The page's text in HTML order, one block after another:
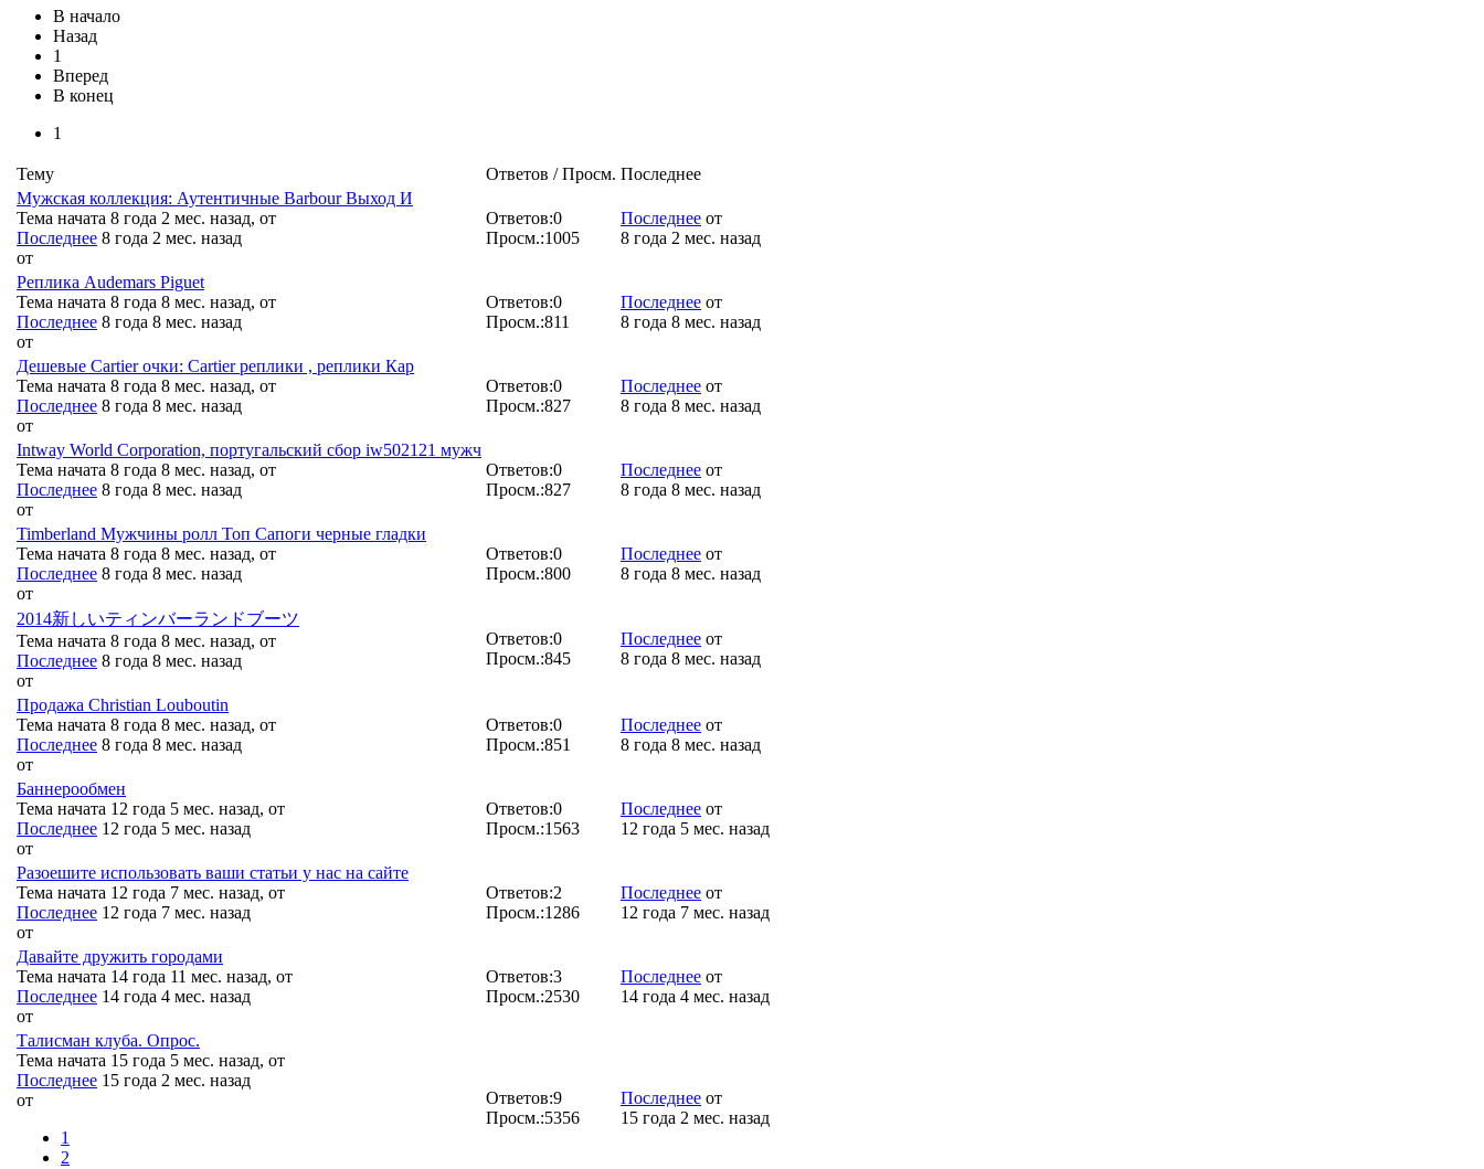
В начало
Назад
1
Вперед
В конец
1
Тему Ответов / Просм. Последнее
Мужская коллекция: Аутентичные Barbour Выход И
Тема начата 8 года 2 мес. назад, от
Последнее 8 года 2 мес. назад
от
Ответов:0
Просм.:1005
Последнее от
8 года 2 мес. назад
Реплика Audemars Piguet
Тема начата 8 года 8 мес. назад, от
Последнее 8 года 8 мес. назад
от
Ответов:0
Просм.:811
Последнее от
8 года 8 мес. назад
Дешевые Cartier очки: Cartier реплики , реплики Кар
Тема начата 8 года 8 мес. назад, от
Последнее 8 года 8 мес. назад
от
Ответов:0
Просм.:827
Последнее от
8 года 8 мес. назад
Intway World Corporation, португальский сбор iw502121 мужч
Тема начата 8 года 8 мес. назад, от
Последнее 8 года 8 мес. назад
от
Ответов:0
Просм.:827
Последнее от
8 года 8 мес. назад
Timberland Мужчины ролл Топ Сапоги черные гладки
Тема начата 8 года 8 мес. назад, от
Последнее 8 года 8 мес. назад
от
Ответов:0
Просм.:800
Последнее от
8 года 8 мес. назад
2014新しいティンバーランドブーツ
Тема начата 8 года 8 мес. назад, от
Последнее 8 года 8 мес. назад
от
Ответов:0
Просм.:845
Последнее от
8 года 8 мес. назад
Продажа Christian Louboutin
Тема начата 8 года 8 мес. назад, от
Последнее 8 года 8 мес. назад
от
Ответов:0
Просм.:851
Последнее от
8 года 8 мес. назад
Баннерообмен
Тема начата 12 года 5 мес. назад, от
Последнее 12 года 5 мес. назад
от
Ответов:0
Просм.:1563
Последнее от
12 года 5 мес. назад
Разоешите использовать ваши статьи у нас на сайте
Тема начата 12 года 7 мес. назад, от
Последнее 12 года 7 мес. назад
от
Ответов:2
Просм.:1286
Последнее от
12 года 7 мес. назад
Давайте дружить городами
Тема начата 14 года 11 мес. назад, от
Последнее 14 года 4 мес. назад
от
Ответов:3
Просм.:2530
Последнее от
14 года 4 мес. назад
Талисман клуба. Опрос.
Тема начата 15 года 5 мес. назад, от
Последнее 15 года 2 мес. назад
от
1
2
Ответов:9
Просм.:5356
Последнее от
15 года 2 мес. назад